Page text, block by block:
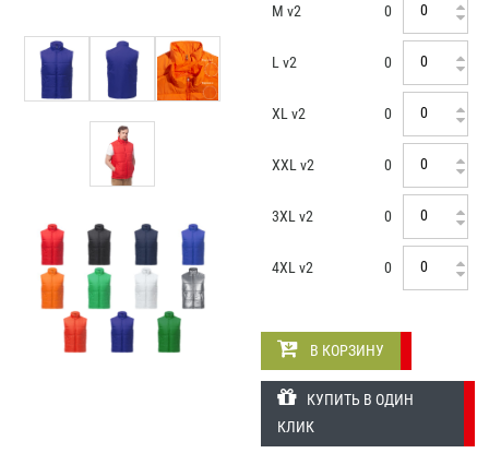
M v2 0
L v2 0
XL v2 0
XXL v2 0
3XL v2 0
4XL v2 0
В КОРЗИНУ
КУПИТЬ В ОДИН
КЛИК